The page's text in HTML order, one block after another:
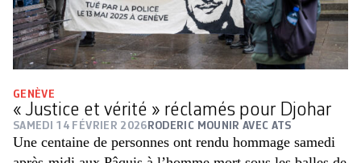
GENÈVE
« Justice et vérité » réclamés pour Djohar
SAMEDI 14 FÉVRIER 2026 RODERIC MOUNIR AVEC ATS
Une centaine de personnes ont rendu hommage samedi